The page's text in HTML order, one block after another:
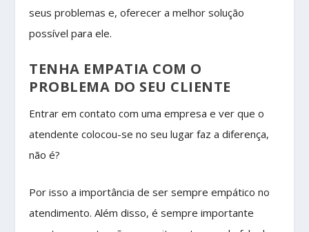
seus problemas e, oferecer a melhor solução
possível para ele.
TENHA EMPATIA COM O
PROBLEMA DO SEU CLIENTE
Entrar em contato com uma empresa e ver que o
atendente colocou-se no seu lugar faz a diferença,
não é?
Por isso a importância de ser sempre empático no
atendimento. Além disso, é sempre importante